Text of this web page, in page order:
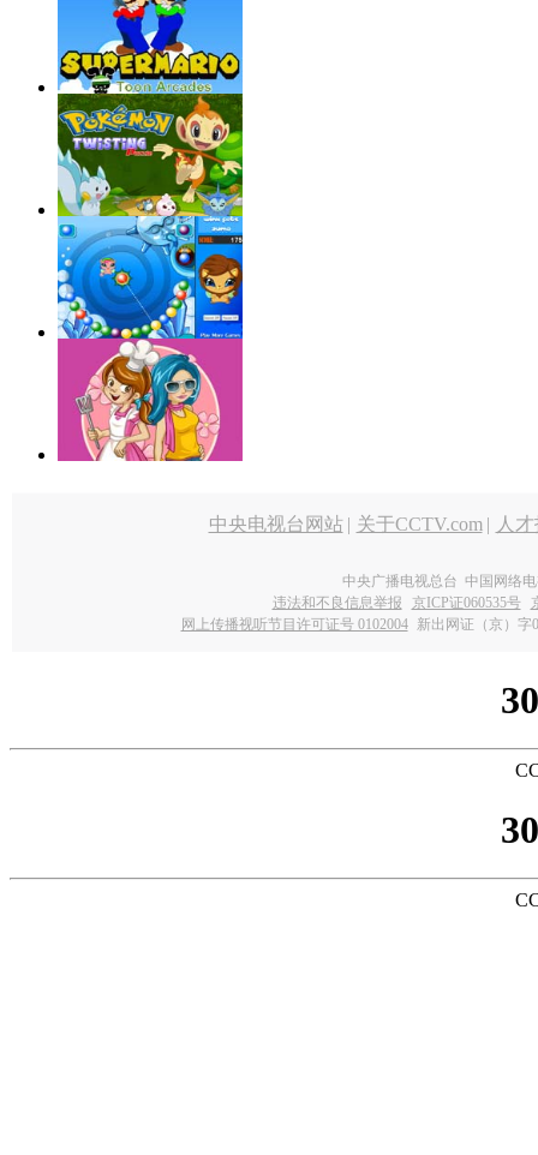
中央电视台网站 | 关于CCTV.com | 人
中央广播电视总台 中国网络
违法和不良信息举报
京ICP证060535号
网上传播视听节目许可证号 0102004 新出网证（京）